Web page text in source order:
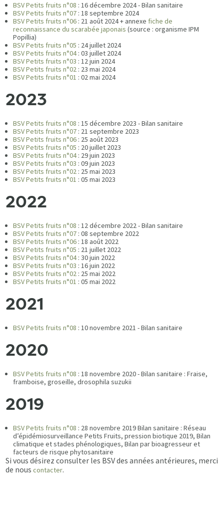
BSV Petits fruits n°08 : 16 décembre 2024 - Bilan sanitaire
BSV Petits fruits n°07 : 18 septembre 2024
BSV Petits fruits n°06 : 21 août 2024 + annexe fiche de
reconnaissance du scarabée japonais (source : organisme IPM
Popillia)
BSV Petits fruits n°05 : 24 juillet 2024
BSV Petits fruits n°04: 03 juillet 2024
BSV Petits fruits n°03 : 12 juin 2024
BSV Petits fruits n°02 : 23 mai 2024
BSV Petits fruits n°01 : 02 mai 2024
2023
BSV Petits fruits n°08 : 15 décembre 2023 - Bilan sanitaire
BSV Petits fruits n°07 : 21 septembre 2023
BSV Petits fruits n°06 : 25 août 2023
BSV Petits fruits n°05 : 20 juillet 2023
BSV Petits fruits n°04: 29 juin 2023
BSV Petits fruits n°03 : 09 juin 2023
BSV Petits fruits n°02 : 25 mai 2023
BSV Petits fruits n°01 : 05 mai 2023
2022
BSV Petits fruits n°08 : 12 décembre 2022 - Bilan sanitaire
BSV Petits fruits n°07 : 08 septembre 2022
BSV Petits fruits n°06 : 18 août 2022
BSV Petits fruits n°05 : 21 juillet 2022
BSV Petits fruits n°04: 30 juin 2022
BSV Petits fruits n°03 : 16 juin 2022
BSV Petits fruits n°02 : 25 mai 2022
BSV Petits fruits n°01 : 05 mai 2022
2021
BSV Petits fruits n°08 : 10 novembre 2021 - Bilan sanitaire
2020
BSV Petits fruits n°08 : 18 novembre 2020 - Bilan sanitaire : Fraise,
framboise, groseille, drosophila suzukii
2019
BSV Petits fruits n°08 : 28 novembre 2019 Bilan sanitaire : Réseau
d’épidémiosurveillance Petits Fruits, pression biotique 2019, Bilan
climatique et stades phénologiques, Bilan par bioagresseur et
facteurs de risque phytosanitaire
Si vous désirez consulter les BSV des années antérieures, merci
de nouscontacter.